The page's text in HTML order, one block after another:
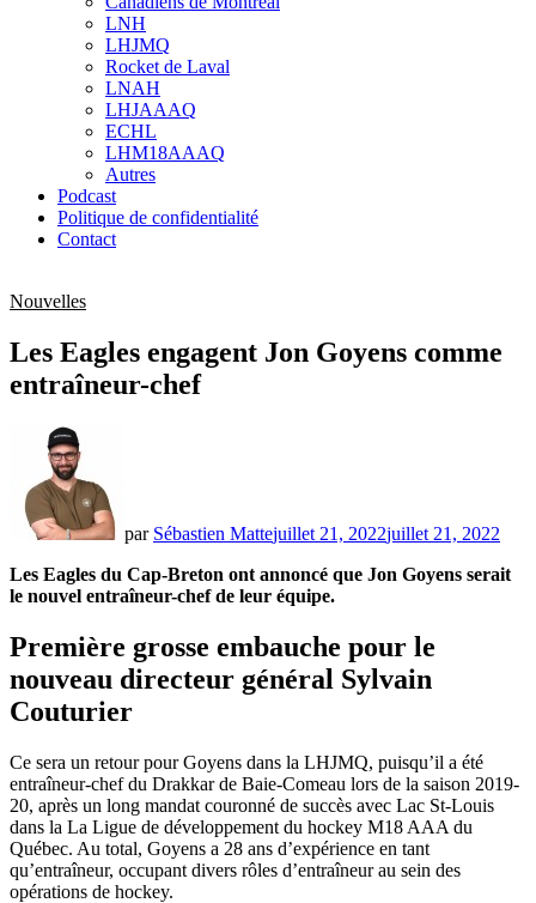
sub
menu
LNH
LHJMQ
Rocket de Laval
LNAH
LHJAAAQ
ECHL
LHM18AAAQ
Autres
Podcast
Politique de confidentialité
Contact
Nouvelles
Les Eagles engagent Jon Goyens comme
entraîneur-chef
par Sébastien Mattejuillet 21, 2022juillet 21, 2022
Les Eagles du Cap-Breton ont annoncé que Jon Goyens serait
le nouvel entraîneur-chef de leur équipe.
Première grosse embauche pour le
nouveau directeur général Sylvain
Couturier
Ce sera un retour pour Goyens dans la LHJMQ, puisqu’il a été
entraîneur-chef du Drakkar de Baie-Comeau lors de la saison 2019-
20, après un long mandat couronné de succès avec Lac St-Louis
dans la La Ligue de développement du hockey M18 AAA du
Québec. Au total, Goyens a 28 ans d’expérience en tant
qu’entraîneur, occupant divers rôles d’entraîneur au sein des
opérations de hockey.